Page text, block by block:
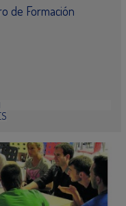
de Formación